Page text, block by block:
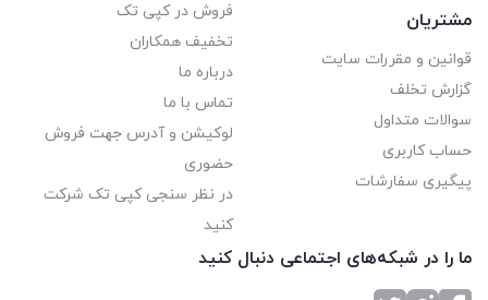
مشتریان
قوانین و مقررات سایت
گزارش تخلف
سوالات متداول
حساب کاربری
پیگیری سفارشات
فروش در کپی تک
تخفیف همکاران
درباره ما
تماس با ما
لوکیشن و آدرس جهت فروش
حضوری
در نظر سنجی کپی تک شرکت
کنید
ما را در شبکه‌های اجتماعی دنبال کنید